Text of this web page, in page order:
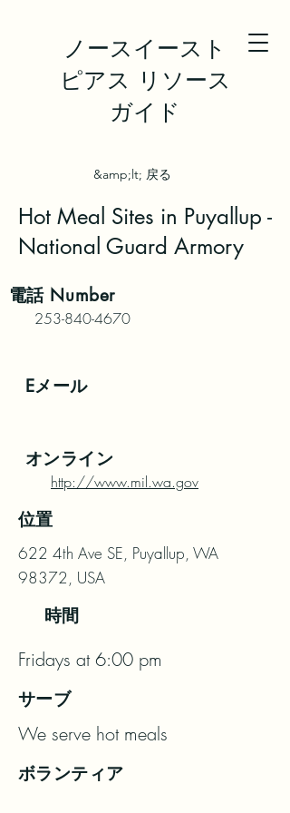
ノースイースト
ピアス リソース
ガイド
&amp;lt; 戻る
Hot Meal Sites in Puyallup -
National Guard Armory
電話Number
253-840-4670
Eメール
オンライン
http://www.mil.wa.gov
位置
622 4th Ave SE, Puyallup, WA
98372, USA
時間
Fridays at 6:00 pm
サーブ
We serve hot meals
ボランティア